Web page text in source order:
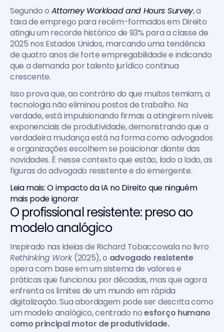
Segundo o Attorney Workload and Hours Survey, a
taxa de emprego para recém-formados em Direito
atingiu um recorde histórico de 93% para a classe de
2025 nos Estados Unidos, marcando uma tendência
de quatro anos de forte empregabilidade e indicando
que a demanda por talento jurídico continua
crescente.
Isso prova que, ao contrário do que muitos temiam, a
tecnologia não eliminou postos de trabalho. Na
verdade, está impulsionando firmas a atingirem níveis
exponenciais de produtividade, demonstrando que a
verdadeira mudança está na forma como advogados
e organizações escolhem se posicionar diante das
novidades. É nesse contexto que estão, lado a lado, as
figuras do advogado resistente e do emergente.
Leia mais: O impacto da IA no Direito que ninguém
mais pode ignorar
O profissional resistente: preso ao
modelo analógico
Rethinking Work (2025), o advogado resistente
opera com base em um sistema de valores e
práticas que funcionou por décadas, mas que agora
enfrenta os limites de um mundo em rápida
digitalização. Sua abordagem pode ser descrita como
um modelo analógico, centrado no esforço humano
como principal motor de produtividade.